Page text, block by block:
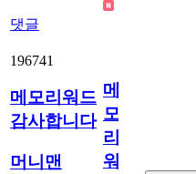
댓글
196741
메모리워드
감사합니다
머니맨
메
모
리
워